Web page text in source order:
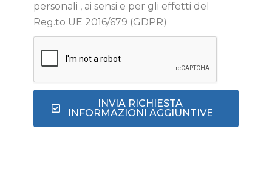
personali , ai sensi e per gli effetti del
Reg.to UE 2016/679 (GDPR)
INVIA RICHIESTA
INFORMAZIONI AGGIUNTIVE